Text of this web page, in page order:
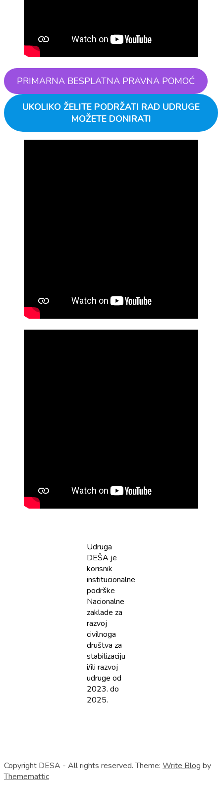
PRIMARNA BESPLATNA PRAVNA POMOĆ
UKOLIKO ŽELITE PODRŽATI RAD UDRUGE
MOŽETE DONIRATI
Udruga
DEŠA je
korisnik
institucionalne
podrške
Nacionalne
zaklade za
razvoj
civilnoga
društva za
stabilizaciju
i/ili razvoj
udruge od
2023. do
2025.
Copyright DESA - All rights reserved.Theme: Write Blog by
Thememattic